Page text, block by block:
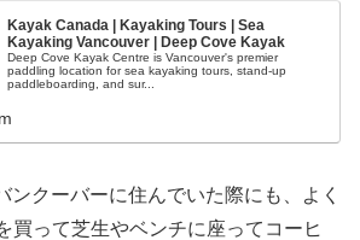
Kayak Canada | Kayaking Tours | Sea
Kayaking Vancouver | Deep Cove Kayak
Deep Cove Kayak Centre is Vancouver's premier
paddling location for sea kayaking tours, stand-up
paddleboarding, and sur...
ンクーバーに住んでいた際にも、よく
買って芝生やベンチに座ってコーヒ